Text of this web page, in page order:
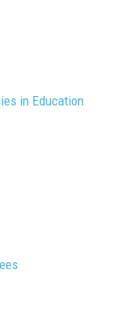
in Education